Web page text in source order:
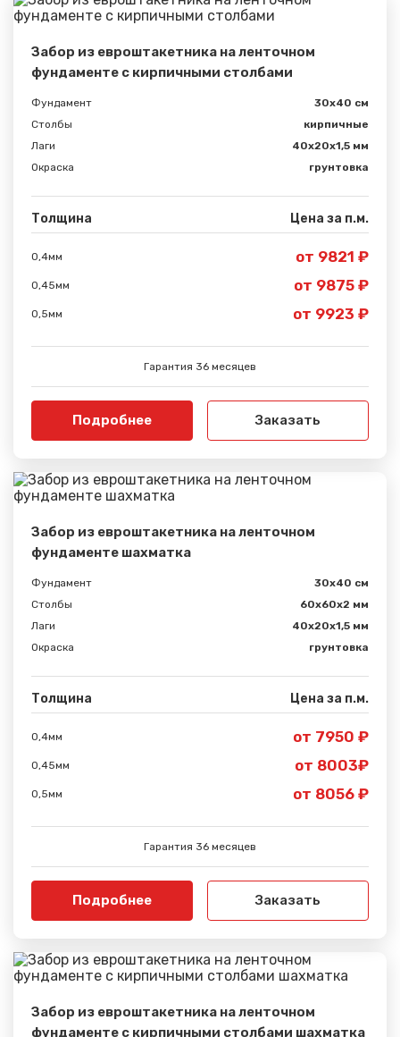
Забор из евроштакетника на ленточном
фундаменте с кирпичными столбами
Фундамент
30x40 см
Столбы
кирпичные
Лаги
40х20х1,5 мм
Окраска
грунтовка
Толщина Цена за п.м.
0,4мм от 9821 ₽
0,45мм от 9875 ₽
0,5мм от 9923 ₽
Гарантия 36 месяцев
Подробнее Заказать
Забор из евроштакетника на ленточном
фундаменте шахматка
Фундамент
30x40 см
Столбы
60х60х2 мм
Лаги
40х20х1,5 мм
Окраска
грунтовка
Толщина Цена за п.м.
0,4мм от 7950 ₽
0,45мм от 8003₽
0,5мм от 8056 ₽
Гарантия 36 месяцев
Подробнее Заказать
Забор из евроштакетника на ленточном
фундаменте с кирпичными столбами шахматка
Сообщение успешно
Спасибо за обращение, наш специалист свяжется с
Вами.